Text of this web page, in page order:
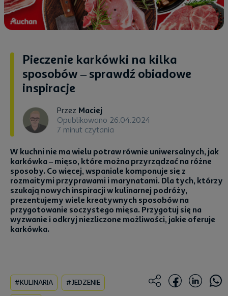
Pieczenie karkówki na kilka
sposobów – sprawdź obiadowe
inspiracje
Przez Maciej
Opublikowano 26.04.2024
7 minut czytania
W kuchni nie ma wielu potraw równie uniwersalnych, jak
karkówka – mięso, które można przyrządzać na różne
sposoby. Co więcej, wspaniale komponuje się z
rozmaitymi przyprawami i marynatami. Dla tych, którzy
szukają nowych inspiracji w kulinarnej podróży,
prezentujemy wiele kreatywnych sposobów na
przygotowanie soczystego mięsa. Przygotuj się na
wyzwanie i odkryj niezliczone możliwości, jakie oferuje
karkówka.
#KULINARIA #JEDZENIE